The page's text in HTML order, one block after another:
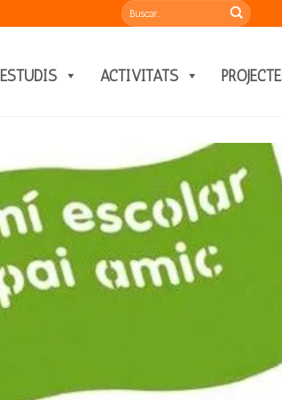
ESTUDIS ACTIVITATS